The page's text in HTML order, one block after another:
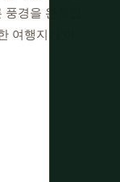
경을 완성합
여행지가 아